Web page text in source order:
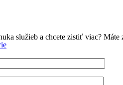
služieb a chcete zistiť viac?